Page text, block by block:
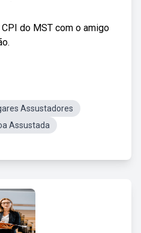
do MST com o amigo
Assustadores
Assustada